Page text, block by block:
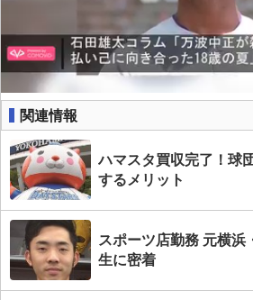
関連情報
ハマスタ買収完了！球
するメリット
スポーツ店勤務 元横浜
生に密着